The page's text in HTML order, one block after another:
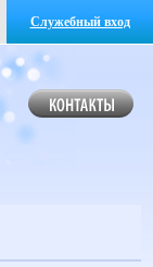
Служебный вход